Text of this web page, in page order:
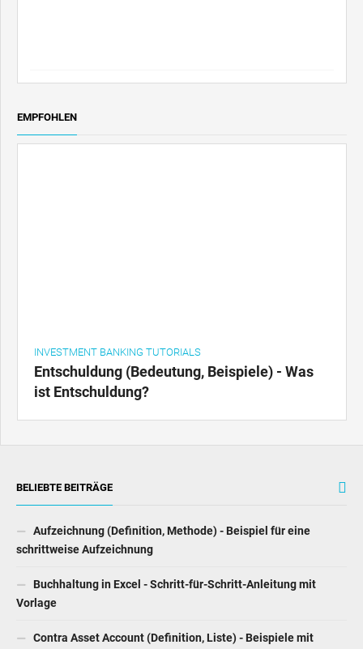
EMPFOHLEN
INVESTMENT BANKING TUTORIALS
Entschuldung (Bedeutung, Beispiele) - Was
ist Entschuldung?
BELIEBTE BEITRÄGE
Aufzeichnung (Definition, Methode) - Beispiel für eine
schrittweise Aufzeichnung
Buchhaltung in Excel - Schritt-für-Schritt-Anleitung mit
Vorlage
Contra Asset Account (Definition, Liste) - Beispiele mit